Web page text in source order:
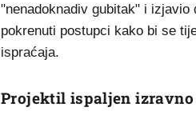
"nenadoknadiv gubitak" i
pokrenuti postupci kako bi se
ispraćaja.
Projektil ispaljen